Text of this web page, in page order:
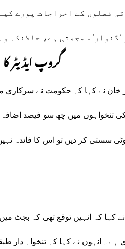
فصلوں کے اخراجات پورے
سمجھتی ہے، حالانکہ
گروپ ایڈیٹر کا
تنخواہوں میں چھ سو فیصد اضافہ
سستی کر دیں تو اس کا فائدہ
نے کہا کہ انہیں توقع تھی کہ بجٹ